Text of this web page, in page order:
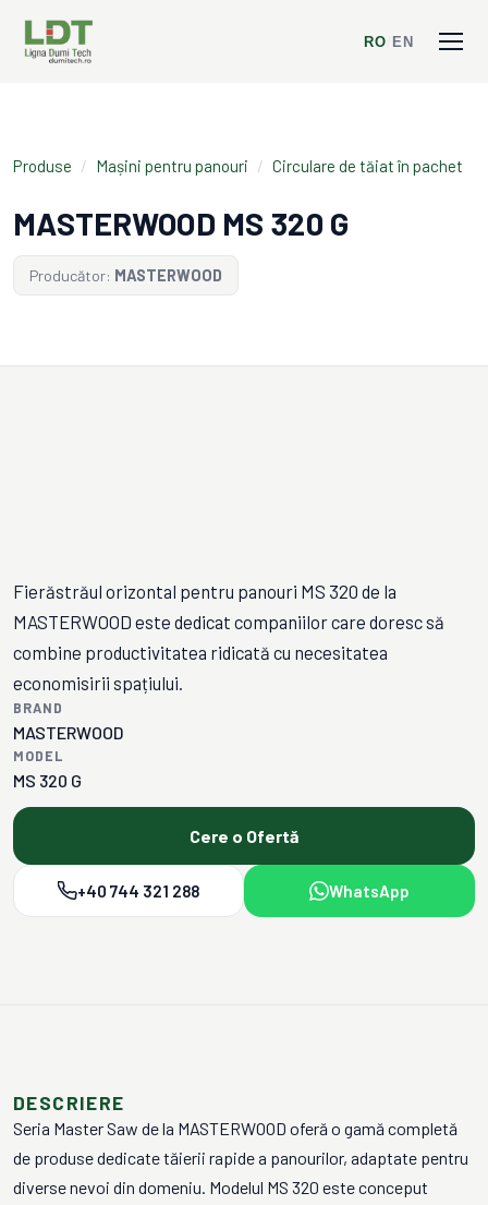
RO EN
Produse / Mașini pentru panouri / Circulare de tăiat în pachet
MASTERWOOD MS 320 G
Producător: MASTERWOOD
Fierăstrăul orizontal pentru panouri MS 320 de la
MASTERWOOD este dedicat companiilor care doresc să
combine productivitatea ridicată cu necesitatea
economisirii spațiului.
BRAND
MASTERWOOD
MODEL
MS 320 G
Cere o Ofertă
+40 744 321 288 WhatsApp
DESCRIERE
Seria Master Saw de la MASTERWOOD oferă o gamă completă
de produse dedicate tăierii rapide a panourilor, adaptate pentru
diverse nevoi din domeniu. Modelul MS 320 este conceput